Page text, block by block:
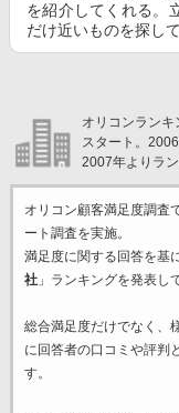
を紹介してくれる。
だけ近いものを探し
オリコンラン
スタート。
2007年よりラ
オリコン顧客満足度調査
ート調査を実施。
満足度に関する回答を基
社」ランキングを発表し
総合満足度だけでなく、
に回答者の口コミや評判
す。